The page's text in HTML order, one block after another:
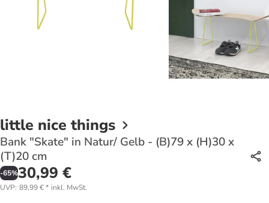
little nice things
Bank "Skate" in Natur/ Gelb - (B)79 x (H)30 x
(T)20 cm
-65%30,99 €
UVP: 89,99 €* inkl. MwSt.